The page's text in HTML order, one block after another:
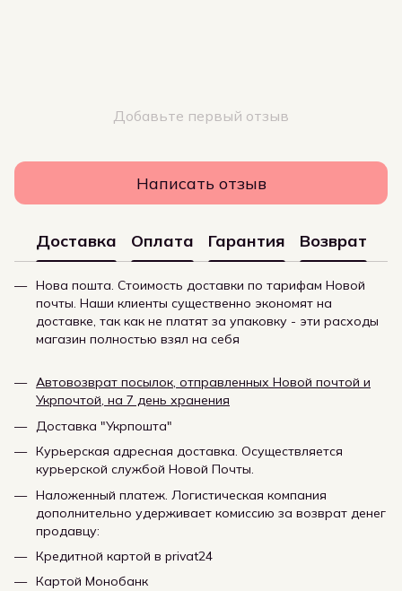
Добавьте первый отзыв
Написать отзыв
Доставка Оплата Гарантия Возврат
Нова пошта. Стоимость доставки по тарифам Новой
почты. Наши клиенты существенно экономят на
доставке, так как не платят за упаковку - эти расходы
магазин полностью взял на себя
Автовозврат посылок, отправленных Новой почтой и
Укрпочтой, на 7 день хранения
Доставка "Укрпошта"
Курьерская адресная доставка. Осуществляется
курьерской службой Новой Почты.
Наложенный платеж. Логистическая компания
дополнительно удерживает комиссию за возврат денег
продавцу:
Кредитной картой в privat24
Картой Монобанк